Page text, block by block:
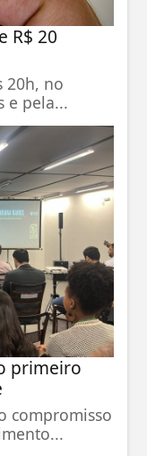
R$ 20
20h, no
e pela...
primeiro
compromisso